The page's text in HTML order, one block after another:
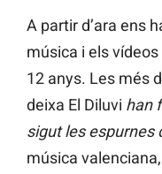
A partir d’ara ens
música i els
12 anys. Les més
deixa El Diluvi han
sigut les espurnes
música